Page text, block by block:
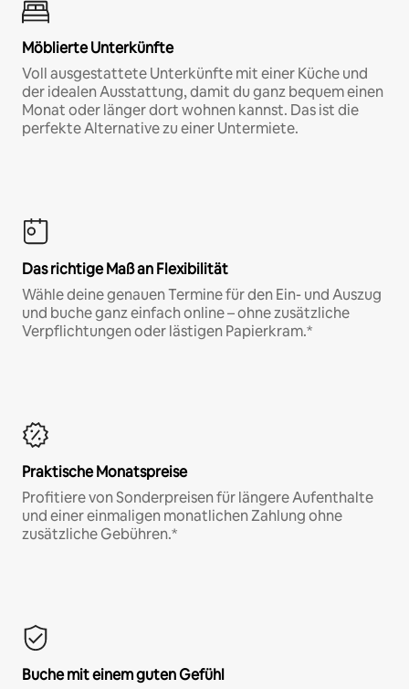
Möblierte Unterkünfte
Voll ausgestattete Unterkünfte mit einer Küche und
der idealen Ausstattung, damit du ganz bequem einen
Monat oder länger dort wohnen kannst. Das ist die
perfekte Alternative zu einer Untermiete.
Das richtige Maß an Flexibilität
Wähle deine genauen Termine für den Ein- und Auszug
und buche ganz einfach online – ohne zusätzliche
Verpflichtungen oder lästigen Papierkram.*
Praktische Monatspreise
Profitiere von Sonderpreisen für längere Aufenthalte
und einer einmaligen monatlichen Zahlung ohne
zusätzliche Gebühren.*
Buche mit einem guten Gefühl